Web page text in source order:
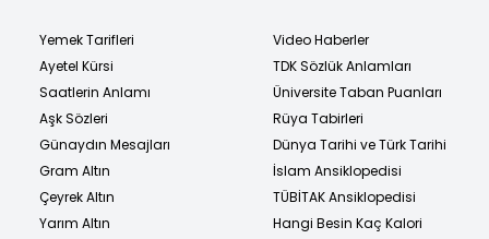
Yemek Tarifleri
Ayetel Kürsi
Saatlerin Anlamı
Aşk Sözleri
Günaydın Mesajları
Gram Altın
Çeyrek Altın
Yarım Altın
Video Haberler
TDK Sözlük Anlamları
Üniversite Taban Puanları
Rüya Tabirleri
Dünya Tarihi ve Türk Tarihi
İslam Ansiklopedisi
TÜBİTAK Ansiklopedisi
Hangi Besin Kaç Kalori